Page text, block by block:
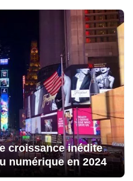
croissance inédite
numérique en 2024